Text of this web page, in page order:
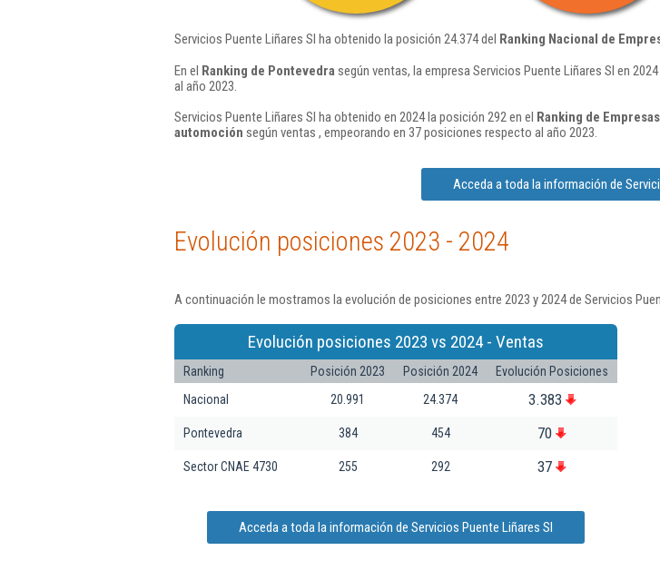
Servicios Puente Liñares Sl ha obtenido la posición 24.374 del Ranking Nacional de
En el Ranking de Pontevedra según ventas, la empresa Servicios Puente Liñares Sl en
al año 2023.
Servicios Puente Liñares Sl ha obtenido en 2024 la posición 292 en el Ranking de
automoción según ventas , empeorando en 37 posiciones respecto al año 2023.
Acceda a toda la información de
Evolución posiciones 2023 - 2024
A continuación le mostramos la evolución de posiciones entre 2023 y 2024 de Servicios
Evolución posiciones 2023 vs 2024 - Ventas
Ranking Posición 2023 Posición 2024
Evolución Posiciones
Nacional
20.991 24.374 3.383
Pontevedra 384 454 70
Sector CNAE 4730 255 292 37
Acceda a toda la información de Servicios Puente Liñares Sl